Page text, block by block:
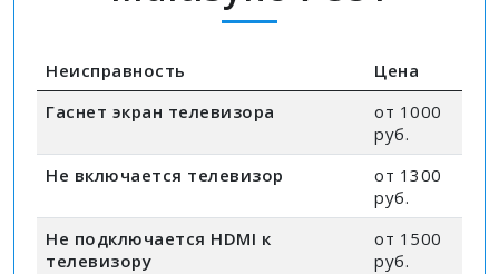
Неисправность
Цена
Гаснет экран телевизора
от 1000
руб.
Не включается телевизор
от 1300
руб.
Не подключается HDMI к
телевизору
от 1500
руб.